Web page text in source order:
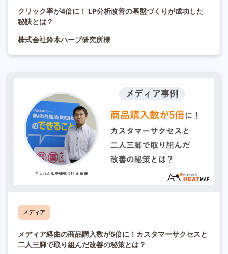
クリック率が4倍に！ LP分析改善の基盤づくりが成功した
秘訣とは？
株式会社鈴木ハーブ研究所様
メディア
メディア経由の商品購入数が5倍に！カスタマーサクセスと
二人三脚で取り組んだ改善の秘策とは？